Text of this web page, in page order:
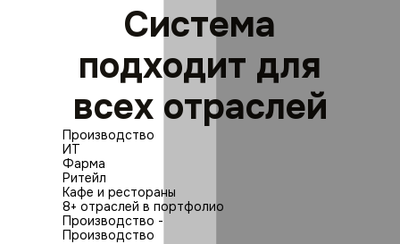
Система
подходит для
всех отраслей
Производство
ИТ
Фарма
Ритейл
Кафе и рестораны
8+ отраслей в портфолио
Производство -
Производство